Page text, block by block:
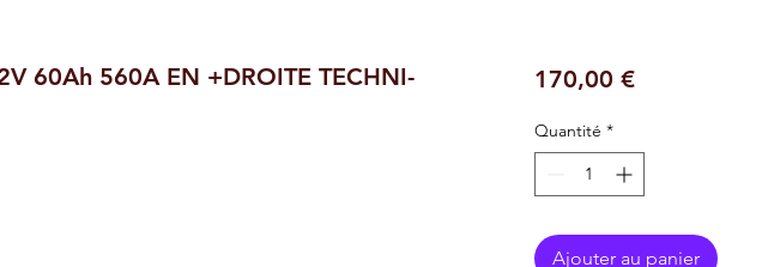
60Ah 560A EN +DROITE TECHNI-
170,00 €Prix
Quantité *
Ajouter au panier